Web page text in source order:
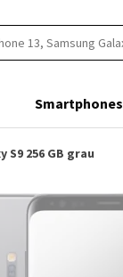
Smartphones
S9 256 GB grau